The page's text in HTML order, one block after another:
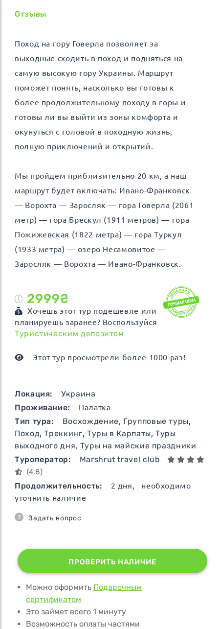
Отзывы
Поход на гору Говерла позволяет за
выходные сходить в поход и подняться на
самую высокую гору Украины. Маршрут
поможет понять, насколько вы готовы к
более продолжительному походу в горы и
готовы ли вы выйти из зоны комфорта и
окунуться с головой в походную жизнь,
полную приключений и открытий.
Мы пройдем приблизительно 20 км, а наш
маршрут будет включать: Ивано-Франковск
— Ворохта — Заросляк — гора Говерла (2061
метр) — гора Брескул (1911 метров) — гора
Пожижевская (1822 метра) — гора Туркул
(1933 метра) — озеро Несамовитое —
Заросляк — Ворохта — Ивано-Франковск.
2999₴
Хочешь этот тур подешевле или
планируешь заранее? Воспользуйся
Туристическим депозитом
Этот тур просмотрели более 1000 раз!
Локация:
Украина
Проживание:
Палатка
Тип тура: Восхождение Групповые туры
Поход ,Треккинг Туры в Карпаты ,Туры
выходного дня Туры на майские праздники
Туроператор:
Marshrut travel club
(4,8)
Продолжительность: 2 дня , необходимо
уточнить наличие
Задать вопрос
ПРОВЕРИТЬ НАЛИЧИЕ
Можно оформить Подарочным
сертификатом
Это займет всего 1 минуту
Возможность оплаты частями